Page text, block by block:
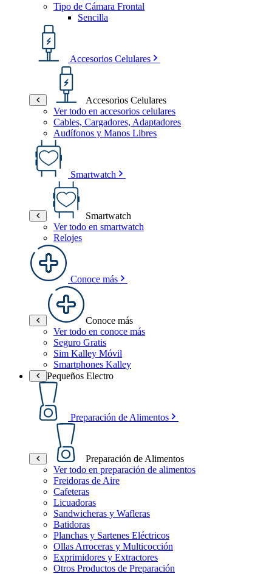
Tipo de Cámara Frontal
Sencilla
Accesorios Celulares
Accesorios Celulares
Ver todo en accesorios celulares
Cables, Cargadores, Adaptadores
Audífonos y Manos Libres
Smartwatch
Smartwatch
Ver todo en smartwatch
Relojes
Conoce más
Conoce más
Ver todo en conoce más
Seguro Gratis
Sim Kalley Móvil
Smartphones Kalley
Pequeños Electro
Preparación de Alimentos
Preparación de Alimentos
Ver todo en preparación de alimentos
Freidoras de Aire
Cafeteras
Licuadoras
Sandwicheras y Wafleras
Batidoras
Planchas y Sartenes Eléctricos
Ollas Arroceras y Multicocción
Exprimidores y Extractores
Otros Productos de Preparación